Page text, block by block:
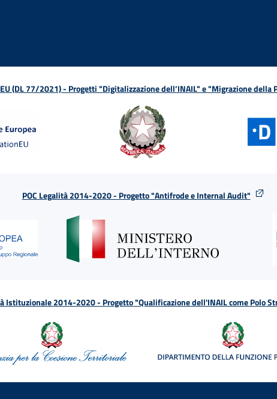
(DL 77/2021) - Progetti "Digitalizzazione dell’INAIL" e "Migrazione della
POC Legalità 2014-2020 - Progetto "Antifrode e Internal Audit"
Istituzionale 2014-2020 - Progetto "Qualificazione dell'INAIL come Polo